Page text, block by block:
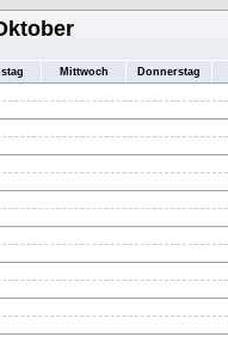
Mittwoch Donnerstag